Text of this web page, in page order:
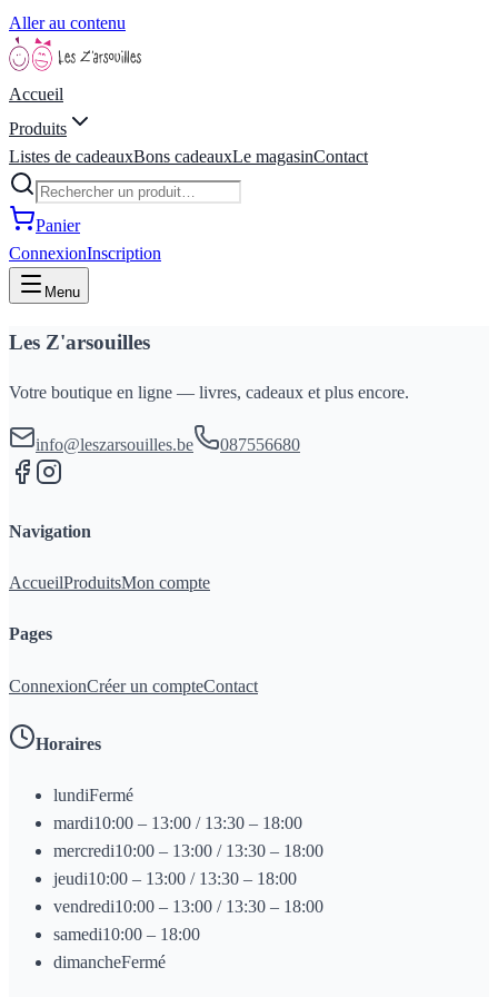
Aller au contenu
Accueil
Produits
Listes de cadeauxBons cadeauxLe magasinContact
Panier
ConnexionInscription
Menu
Les Z'arsouilles
Votre boutique en ligne — livres, cadeaux et plus encore.
info@leszarsouilles.be 087556680
Navigation
AccueilProduitsMon compte
Pages
ConnexionCréer un compteContact
Horaires
lundiFermé
mardi10:00 – 13:00 / 13:30 – 18:00
mercredi10:00 – 13:00 / 13:30 – 18:00
jeudi10:00 – 13:00 / 13:30 – 18:00
vendredi10:00 – 13:00 / 13:30 – 18:00
samedi10:00 – 18:00
dimancheFermé